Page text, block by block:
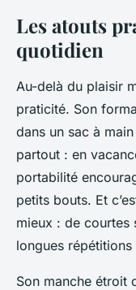
Les atouts
quotidien
Au-delà du plaisir
praticité. Son
dans un sac à
partout : en
portabilité
petits bouts. Et
mieux : de courtes
longues
Son manche étroit